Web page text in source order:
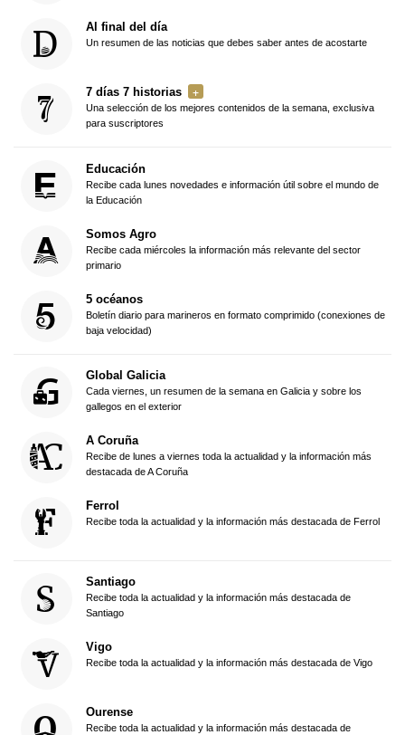
Al final del día
Un resumen de las noticias que debes saber antes de acostarte
7 días 7 historias
Una selección de los mejores contenidos de la semana, exclusiva
para suscriptores
Educación
Recibe cada lunes novedades e información útil sobre el mundo de
la Educación
Somos Agro
Recibe cada miércoles la información más relevante del sector
primario
5 océanos
Boletín diario para marineros en formato comprimido (conexiones de
baja velocidad)
Global Galicia
Cada viernes, un resumen de la semana en Galicia y sobre los
gallegos en el exterior
A Coruña
Recibe de lunes a viernes toda la actualidad y la información más
destacada de A Coruña
Ferrol
Recibe toda la actualidad y la información más destacada de Ferrol
Santiago
Recibe toda la actualidad y la información más destacada de
Santiago
Vigo
Recibe toda la actualidad y la información más destacada de Vigo
Ourense
Recibe toda la actualidad y la información más destacada de